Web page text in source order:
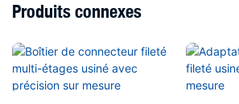
Produits connexes